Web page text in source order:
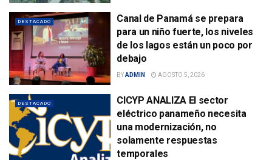
DESTACADO
Canal de Panamá se prepara
para un niño fuerte, los niveles
de los lagos están un poco por
debajo
BYADMIN AGOSTO 5, 2026
DESTACADO
CICYP ANALIZA El sector
eléctrico panameño necesita
una modernización, no
solamente respuestas
temporales